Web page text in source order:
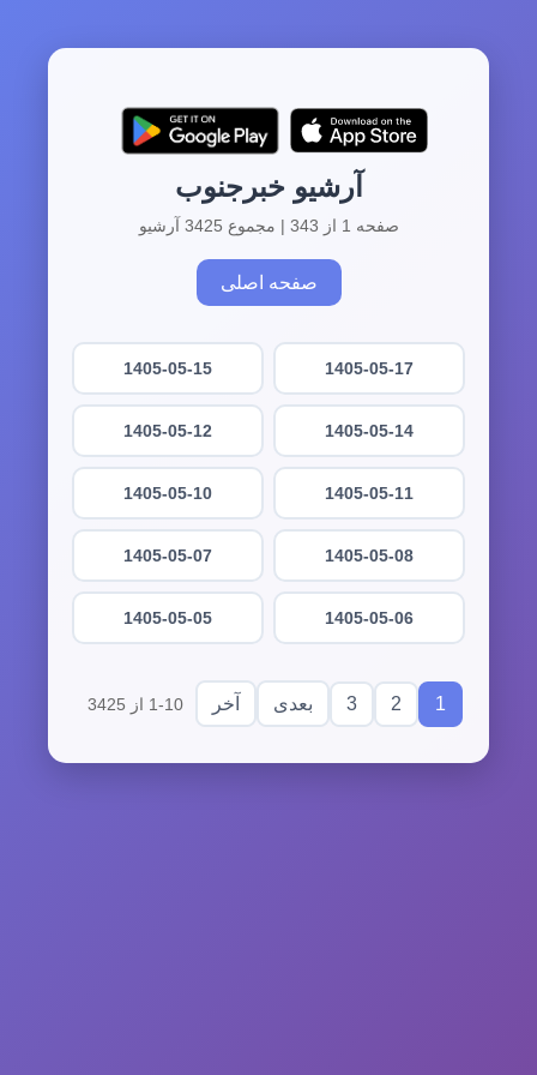
آرشیو خبرجنوب
صفحه 1 از 343 | مجموع 3425 آرشیو
صفحه اصلی
1405-05-17
1405-05-15
1405-05-14
1405-05-12
1405-05-11
1405-05-10
1405-05-08
1405-05-07
1405-05-06
1405-05-05
1
2
3 بعدی آخر 1-10 از 3425